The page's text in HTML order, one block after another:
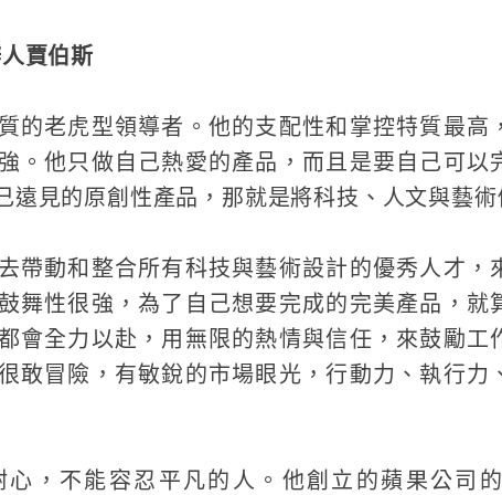
賈伯斯
的老虎型領導者。他的支配性和掌控特質最高
。他只做自己熱愛的產品，而且是要自己可以
遠見的原創性產品，那就是將科技、人文與藝術
帶動和整合所有科技與藝術設計的優秀人才，
舞性很強，為了自己想要完成的完美產品，就
會全力以赴，用無限的熱情與信任，來鼓勵工
敢冒險，有敏銳的市場眼光，行動力、執行力
，不能容忍平凡的人。他創立的蘋果公司